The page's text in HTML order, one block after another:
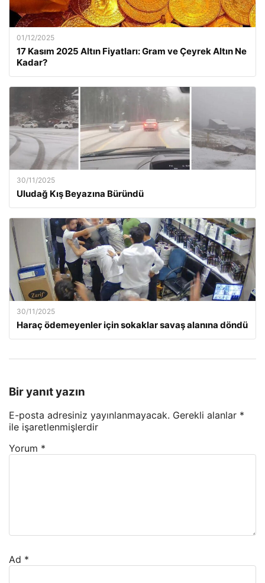
01/12/2025
17 Kasım 2025 Altın Fiyatları: Gram ve Çeyrek Altın Ne
Kadar?
30/11/2025
Uludağ Kış Beyazına Büründü
30/11/2025
Haraç ödemeyenler için sokaklar savaş alanına döndü
Bir yanıt yazın
E-posta adresiniz yayınlanmayacak. Gerekli alanlar *
ile işaretlenmişlerdir
Yorum *
Ad *